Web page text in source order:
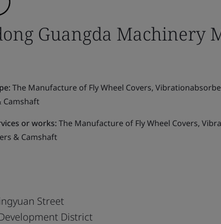
Guangda Machinery
The Manufacture of Fly Wheel Covers,
Camshaft
or works:The Manufacture of Fly Wheel Covers,
& Camshaft
Street
District